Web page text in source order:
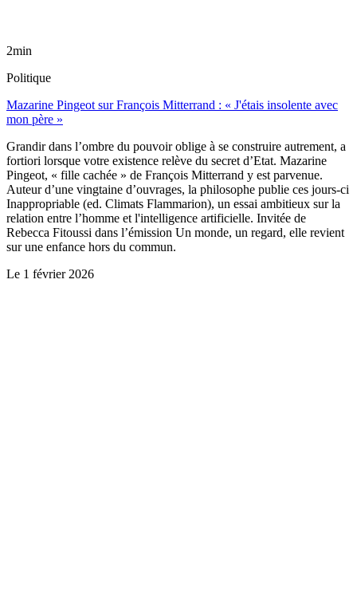
2min
Politique
Mazarine Pingeot sur François Mitterrand : « J'étais insolente avec
mon père »
Grandir dans l’ombre du pouvoir oblige à se construire autrement, a
fortiori lorsque votre existence relève du secret d’Etat. Mazarine
Pingeot, « fille cachée » de François Mitterrand y est parvenue.
Auteur d’une vingtaine d’ouvrages, la philosophe publie ces jours-ci
Inappropriable (ed. Climats Flammarion), un essai ambitieux sur la
relation entre l’homme et l'intelligence artificielle. Invitée de
Rebecca Fitoussi dans l’émission Un monde, un regard, elle revient
sur une enfance hors du commun.
Le 1 février 2026